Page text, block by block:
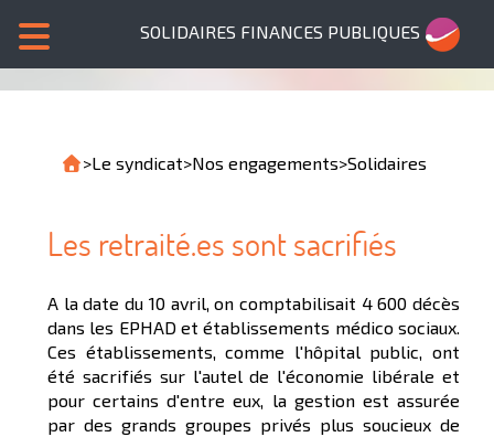
SOLIDAIRES FINANCES PUBLIQUES
>Le syndicat>Nos engagements>Solidaires
Les retraité.es sont sacrifiés
A la date du 10 avril, on comptabilisait 4 600 décès
dans les EPHAD et établissements médico sociaux.
Ces établissements, comme l'hôpital public, ont
été sacrifiés sur l'autel de l'économie libérale et
pour certains d'entre eux, la gestion est assurée
par des grands groupes privés plus soucieux de